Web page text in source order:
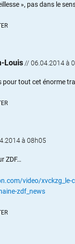
», pas dans le
Louis// 06.04.2014 à
pour tout cet énorme
à 08h05
ZDF…
video/xvckzg_le-
zdf_news